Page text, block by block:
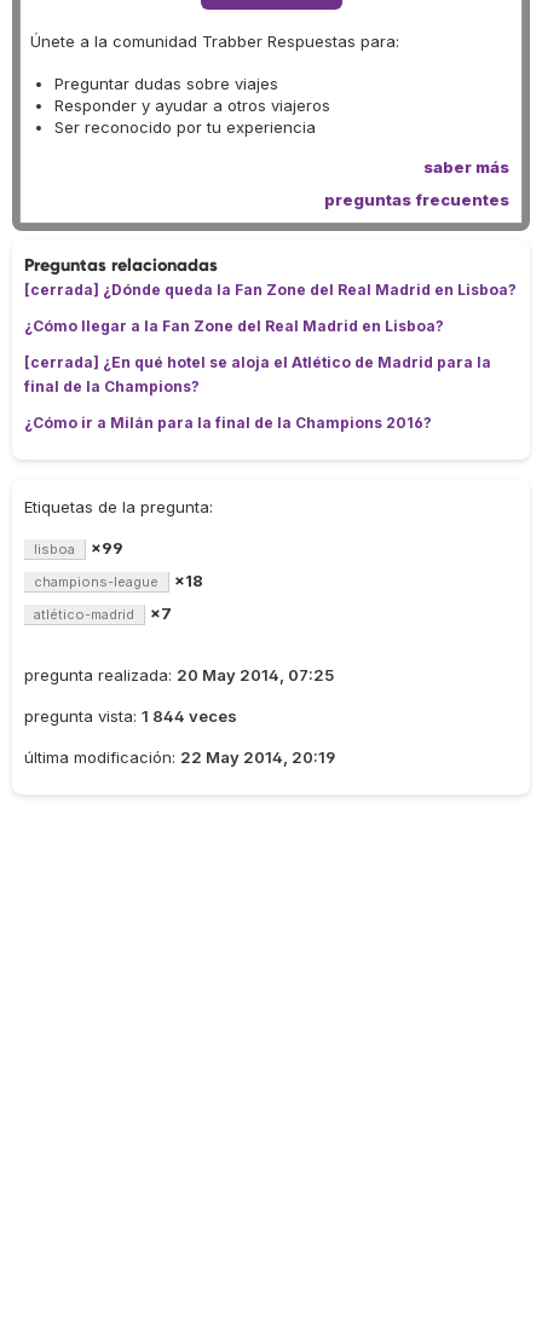
Únete a la comunidad Trabber Respuestas para:
Preguntar dudas sobre viajes
Responder y ayudar a otros viajeros
Ser reconocido por tu experiencia
saber más
preguntas frecuentes
Preguntas relacionadas
[cerrada] ¿Dónde queda la Fan Zone del Real Madrid en Lisboa?
¿Cómo llegar a la Fan Zone del Real Madrid en Lisboa?
[cerrada] ¿En qué hotel se aloja el Atlético de Madrid para la
final de la Champions?
¿Cómo ir a Milán para la final de la Champions 2016?
Etiquetas de la pregunta:
lisboa ×99
champions-league ×18
atlético-madrid ×7
pregunta realizada: 20 May 2014, 07:25
pregunta vista: 1 844 veces
última modificación: 22 May 2014, 20:19